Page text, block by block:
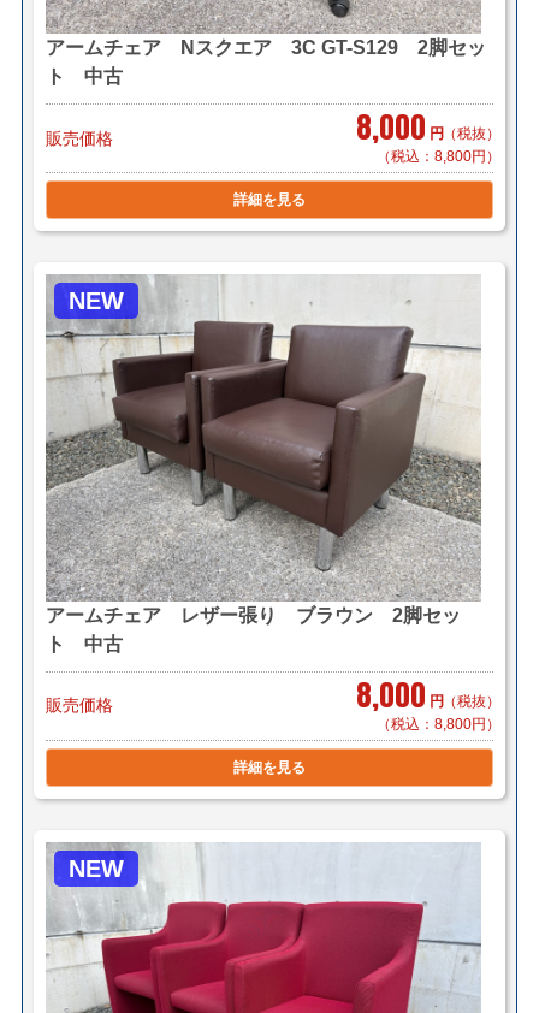
アームチェア Nスクエア 3C GT-S129 2脚セッ
ト 中古
販売価格 8,000 円 （税抜）
（税込：8,800円）
詳細を見る
NEW
アームチェア レザー張り ブラウン 2脚セッ
ト 中古
販売価格 8,000 円 （税抜）
（税込：8,800円）
詳細を見る
NEW